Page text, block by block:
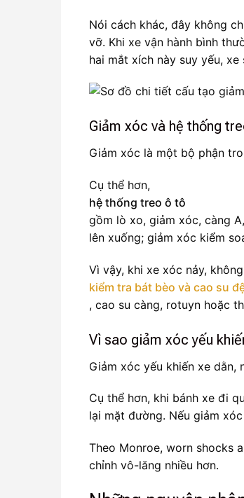
Nói cách khác, đây không
vỡ. Khi xe vận hành bình
hai mắt xích này suy yếu,
Giảm xóc và hệ thống
Giảm xóc là một bộ phận
Cụ thể hơn,
hệ thống treo ô tô
gồm lò xo, giảm xóc, càng
lên xuống; giảm xóc kiểm
Vì vậy, khi xe xóc nảy,
kiểm tra bát bèo và cao su
, cao su càng, rotuyn hoặc
Vì sao giảm xóc yếu
Giảm xóc yếu khiến xe
Cụ thể hơn, khi bánh xe đi
lại mặt đường. Nếu giảm
Theo Monroe, worn shocks
chỉnh vô-lăng nhiều hơn.